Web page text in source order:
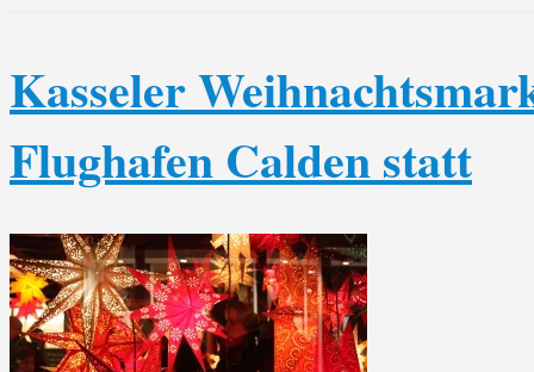
Kasseler
Flughafen Calden statt